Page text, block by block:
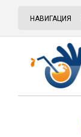
НАВИГАЦИЯ